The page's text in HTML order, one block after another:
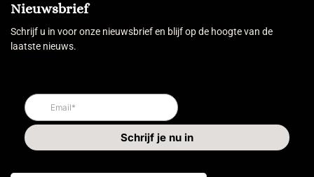
Nieuwsbrief
Schrijf u in voor onze nieuwsbrief en blijf op de hoogte van de
laatste nieuws.